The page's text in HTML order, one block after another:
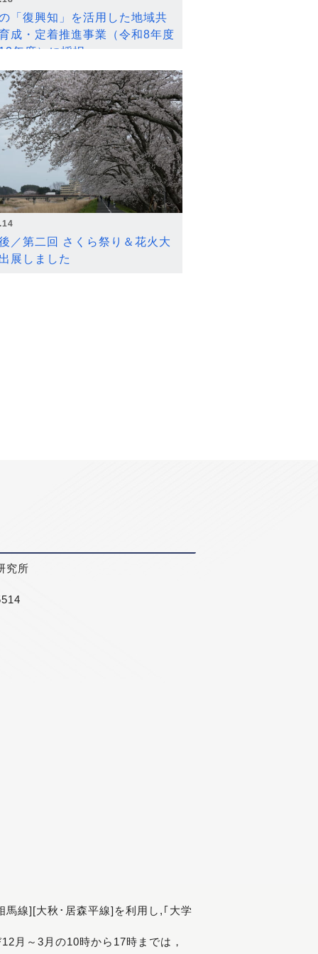
「復興知」を活用した地域共
成・定着推進事業（令和8年度
年度）に採択
／第二回 さくら祭り＆花火大
展しました
究所
線][大秋･居森平線]を利用し,｢大学
月～3月の10時から17時までは，